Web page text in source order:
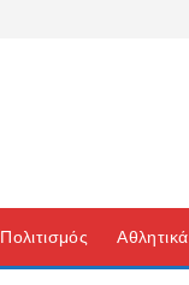
Πολιτισμός Αθλητικά